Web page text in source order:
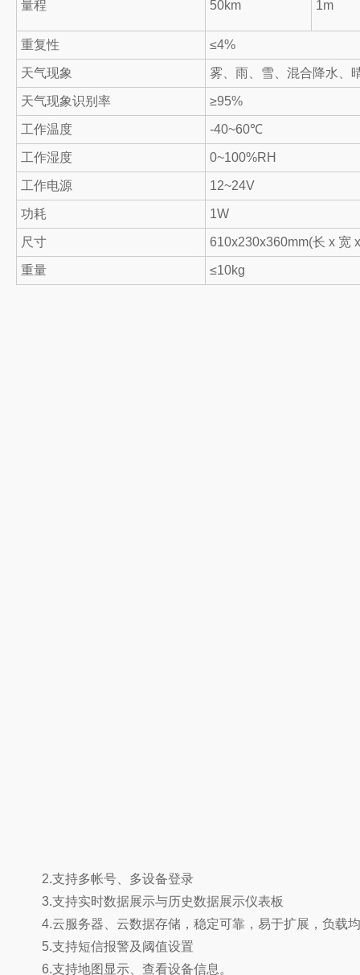
量程 50km 1m
重复性 ≤4%
天气现象 雾、雨、雪、混合降水、
天气现象识别率 ≥95%
工作温度 -40~60℃
工作湿度 0~100%RH
工作电源 12~24V
功耗 1W
尺寸 610x230x360mm(长 x 宽
重量 ≤10kg
2.支持多帐号、多设备登录
3.支持实时数据展示与历史数据展示仪表板
4.云服务器、云数据存储，稳定可靠，易于扩展，负载
5.支持短信报警及阈值设置
6.支持地图显示、查看设备信息。